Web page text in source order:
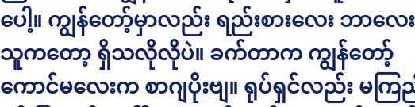
ပေါ့။ ကျွန်တော့်မှာလည်း ရည်းစားလေး ဘာလေး
သူကတော့ ရှိသလိုလိုပဲ။ ခက်တာက ကျွန်တော့်
ကောင်မလေးက စာဂျပိုးဗျ။ ရုပ်ရှင်လည်း မကြ